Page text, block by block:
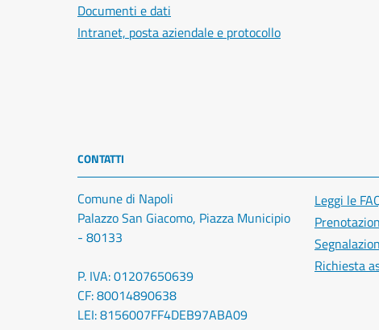
Documenti e dati
Intranet, posta aziendale e protocollo
CONTATTI
Comune di Napoli
Palazzo San Giacomo, Piazza Municipio
- 80133
P. IVA: 01207650639
CF: 80014890638
LEI: 8156007FF4DEB97ABA09
Leggi le
Richiesta